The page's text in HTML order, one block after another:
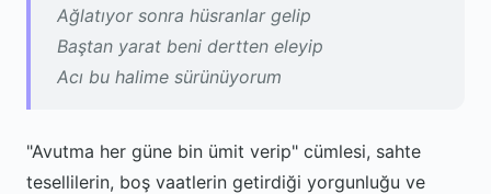
Ağlatıyor sonra hüsranlar gelip
Baştan yarat beni dertten eleyip
Acı bu halime sürünüyorum
"Avutma her güne bin ümit verip" cümlesi, sahte
tesellilerin, boş vaatlerin getirdiği yorgunluğu ve